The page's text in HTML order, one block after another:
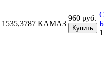
1535,3787 КАМАЗ
960 руб.
Купить